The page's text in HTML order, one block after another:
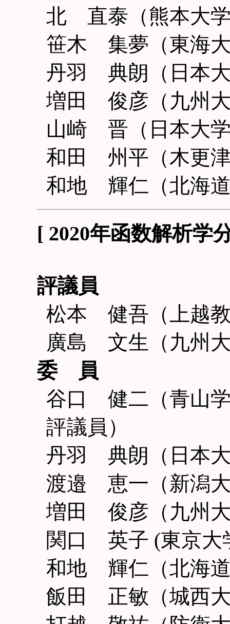
北 直泰（熊本大
笹木 集夢（東海
丹羽 典朗（日本
増田 俊彦（九州
山崎 晋（日本大
和田 州平（木更
和地 輝仁（北海
[ 2020年函数解析
評議員
松本 健吾（上越
廣島 文生（九州
委 員
谷口 健二（青山
評議員）
丹羽 典朗（日本
渡邉 恵一（新潟
増田 俊彦（九州
関口 英子 (東京大
和地 輝仁（北海
飯田 正敏（城西